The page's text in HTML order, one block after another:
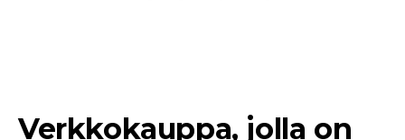
Verkkokauppa, jolla on